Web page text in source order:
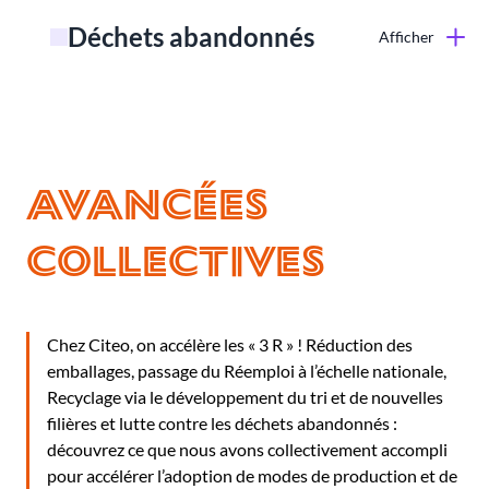
31,5
Réemploi
déclarent trier leurs emballages, dont 53 %
systématiquement*
~70%
des emballages sont recyclés
Recyclage
Déchets abandonnés Afficher
millions d’emballages se retrouvent par terre
chaque jour *
Avancées
collectives
Chez Citeo, on accélère les « 3 R » ! Réduction des
emballages, passage du Réemploi à l’échelle nationale,
Recyclage via le développement du tri et de nouvelles
filières et lutte contre les déchets abandonnés :
découvrez ce que nous avons collectivement accompli
pour accélérer l’adoption de modes de production et de